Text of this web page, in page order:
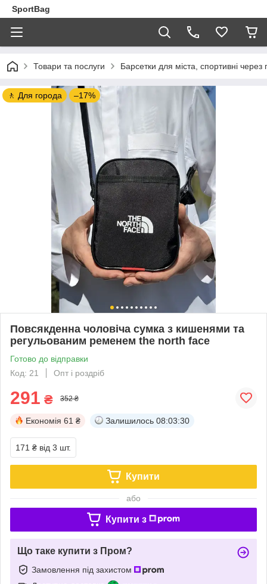
SportBag
Товари та послуги Барсетки для міста, спортивні через
🚶 Для города –17%
Повсякденна чоловіча сумка з кишенями та
регульованим ременем the north face
Готово до відправки
Код: 21
Опт і роздріб
291 ₴ 352 ₴
Економія 61 ₴ Залишилось 08:03:29
171 ₴ від 3 шт.
Купити
або
Купити з
Що таке купити з Пром?
Замовлення під захистом